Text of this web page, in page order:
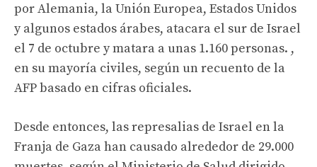
por Alemania, la Unión Europea, Estados Unidos
y algunos estados árabes, atacara el sur de Israel
el 7 de octubre y matara a unas 1.160 personas. ,
en su mayoría civiles, según un recuento de la
AFP basado en cifras oficiales.
Desde entonces, las represalias de Israel en la
Franja de Gaza han causado alrededor de 29.000